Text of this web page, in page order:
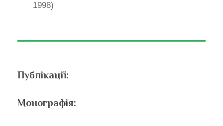
1998)
Публікації:
Монографія: